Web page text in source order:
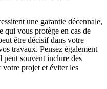
une garantie décennale,
qui vous protège en cas de
être décisif dans votre
travaux. Pensez également
peut souvent inclure des
votre projet et éviter les